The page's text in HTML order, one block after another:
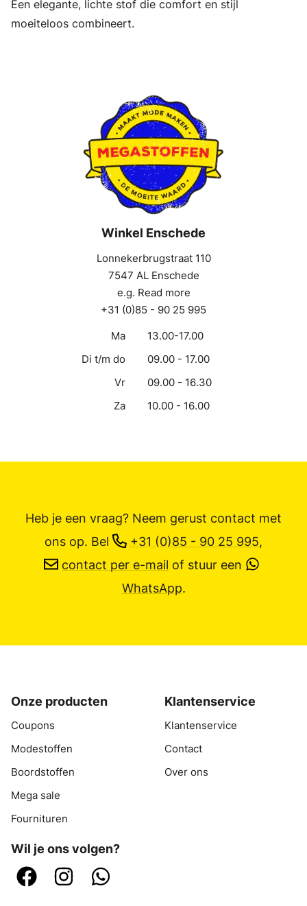
Een elegante, lichte stof die comfort en stijl
moeiteloos combineert.
Winkel Enschede
Lonnekerbrugstraat 110
7547 AL Enschede
e.g. Read more
+31 (0)85 - 90 25 995
Ma
13.00-17.00
Di t/m do
09.00 - 17.00
Vr
09.00 - 16.30
Za
10.00 - 16.00
Heb je een vraag? Neem gerust contact met
ons op. Bel +31 (0)85 - 90 25 995,
contact per e-mail of stuur een
WhatsApp.
Onze producten
Coupons
Modestoffen
Boordstoffen
Mega sale
Fournituren
Klantenservice
Klantenservice
Contact
Over ons
Wil je ons volgen?